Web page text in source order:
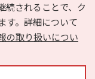
続されることで、ク
す。詳細について
の取り扱いについ
り
ヘルプ
運営会社
い合わせ